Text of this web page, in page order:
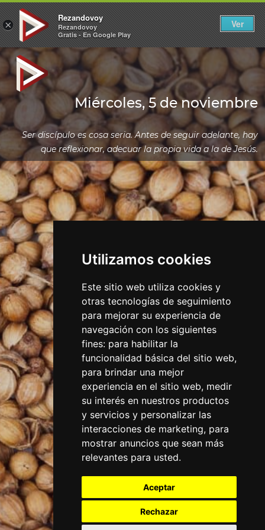
Utilizamos cookies
Este sitio web utiliza cookies y
otras tecnologías de seguimiento
para mejorar su experiencia de
navegación con los siguientes
fines: para habilitar la
funcionalidad básica del sitio web,
para brindar una mejor
experiencia en el sitio web, medir
su interés en nuestros productos
y servicios y personalizar las
interacciones de marketing, para
mostrar anuncios que sean más
relevantes para usted.
Aceptar
Rechazar
×
Rezandovoy
Rezandovoy
Gratis - En Google Play
Ver
Miércoles, 5 de noviembre
Ser discípulo es cosa seria. Antes de seguir adelante, hay
que reflexionar, adecuar la propia vida a la de Jesús.